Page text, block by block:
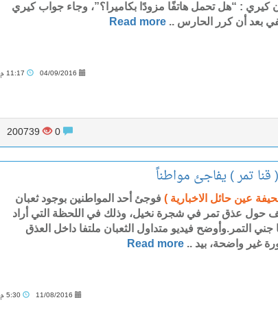
كيري : “هل تحمل هاتفًا مزودًا بكاميرا؟”، وجاء جواب كيري
بعد أن كرر الحارس .. Read more
04/09/2016 11:17 م
0
200739
تمر ) يفاجئ مواطناً
عين حائل الاخبارية ) فوجئ أحد المواطنين بوجود ثعبان
حول عذق تمر في شجرة نخيل، وذلك في اللحظة التي أراد
جني التمر.وأوضح فيديو متداول الثعبان ملتفا داخل العذق
غير واضحة، بيد .. Read more
11/08/2016 5:30 م